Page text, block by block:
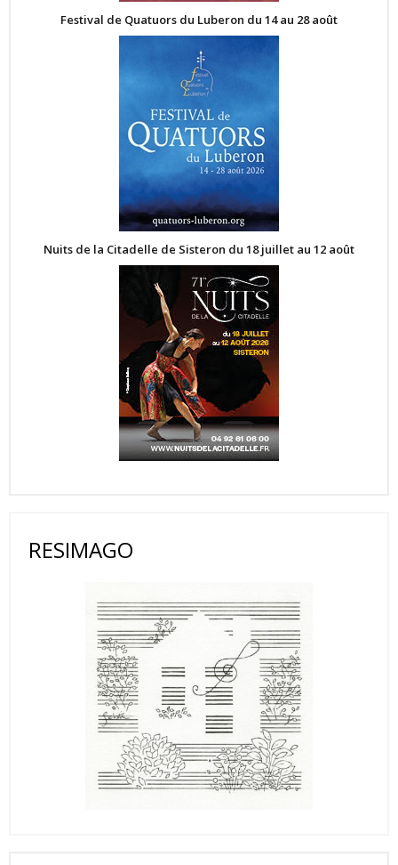
Festival de Quatuors du Luberon du 14 au 28 août
Nuits de la Citadelle de Sisteron du 18 juillet au 12 août
RESIMAGO